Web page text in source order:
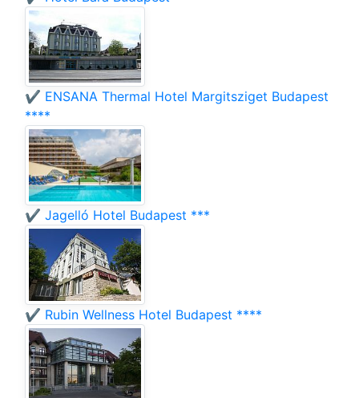
✔️ ENSANA Thermal Hotel Margitsziget Budapest
****
✔️ Jagelló Hotel Budapest ***
✔️ Rubin Wellness Hotel Budapest ****